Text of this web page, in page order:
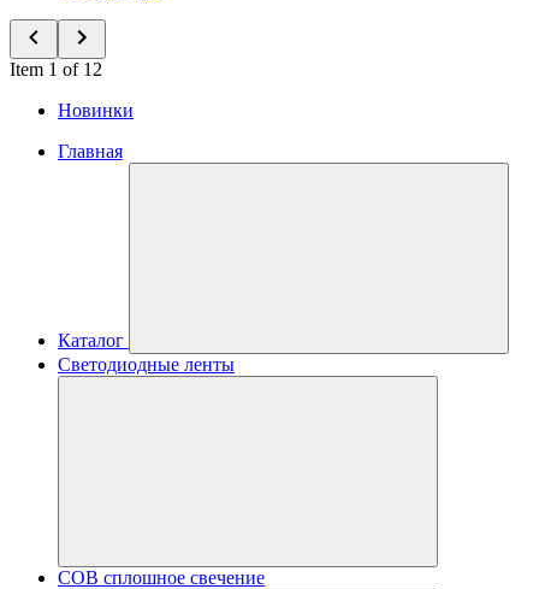
Item 1 of 12
Новинки
Главная
Каталог
Светодиодные ленты
COB сплошное свечение